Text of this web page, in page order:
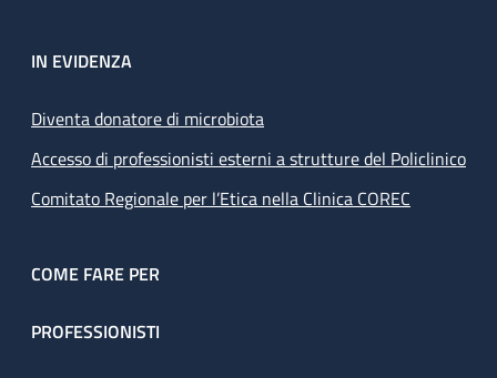
IN EVIDENZA
Diventa donatore di microbiota
Accesso di professionisti esterni a strutture del Policlinico
Comitato Regionale per l’Etica nella Clinica COREC
COME FARE PER
PROFESSIONISTI